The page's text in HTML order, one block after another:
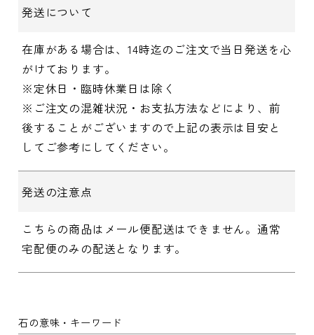
発送について
在庫がある場合は、14時迄のご注文で当日発送を心
がけております。
※定休日・臨時休業日は除く
※ご注文の混雑状況・お支払方法などにより、前
後することがございますので上記の表示は目安と
してご参考にしてください。
発送の注意点
こちらの商品はメール便配送はできません。通常
宅配便のみの配送となります。
石の意味・キーワード